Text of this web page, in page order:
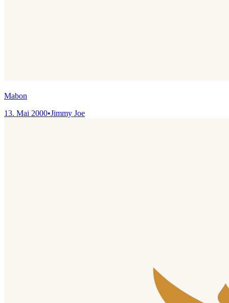
Mabon
13. Mai 2000•Jimmy Joe